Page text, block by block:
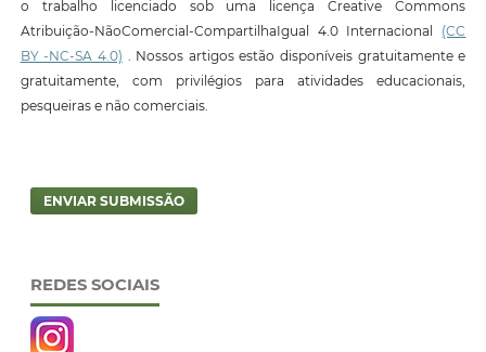
o trabalho licenciado sob uma licença Creative Commons
Atribuição-NãoComercial-CompartilhaIgual 4.0 Internacional (CC
BY -NC-SA 4.0) . Nossos artigos estão disponíveis gratuitamente e
gratuitamente, com privilégios para atividades educacionais,
pesqueiras e não comerciais.
ENVIAR SUBMISSÃO
REDES SOCIAIS